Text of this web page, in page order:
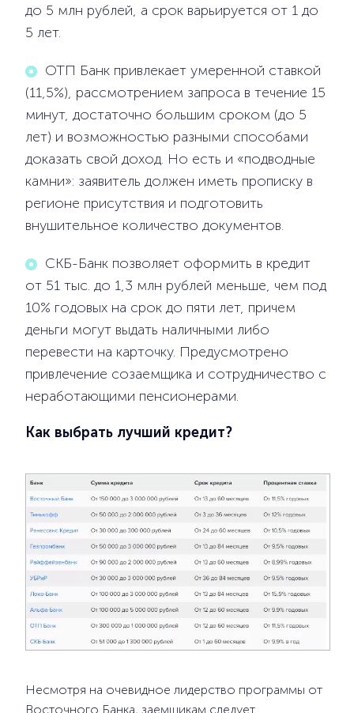
до 5 млн рублей, а срок варьируется от 1 до
5 лет.
ОТП Банк привлекает умеренной ставкой
(11,5%), рассмотрением запроса в течение 15
минут, достаточно большим сроком (до 5
лет) и возможностью разными способами
доказать свой доход. Но есть и «подводные
камни»: заявитель должен иметь прописку в
регионе присутствия и подготовить
внушительное количество документов.
СКБ-Банк позволяет оформить в кредит
от 51 тыс. до 1,3 млн рублей меньше, чем под
10% годовых на срок до пяти лет, причем
деньги могут выдать наличными либо
перевести на карточку. Предусмотрено
привлечение созаемщика и сотрудничество с
неработающими пенсионерами.
Как выбрать лучший кредит?
Несмотря на очевидное лидерство программы от
Восточного Банка, заемщикам следует